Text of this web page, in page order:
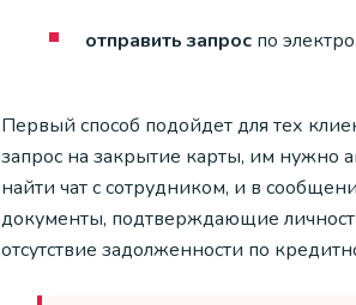
отправить запрос по
Первый способ подойдет для тех
запрос на закрытие карты, им нужно
найти чат с сотрудником, и в
документы, подтверждающие
отсутствие задолженности по